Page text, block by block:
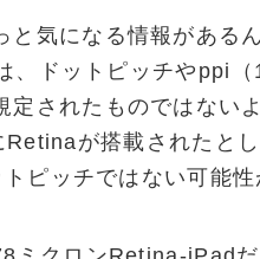
と気になる情報がある
、ドットピッチやppi
定されたものではない
が搭載されたと
ピッチではない可能